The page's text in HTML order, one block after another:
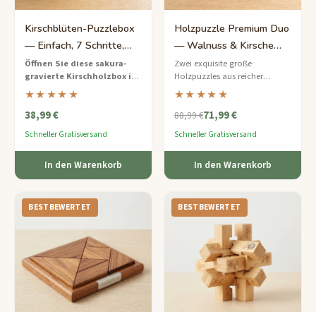
Kirschblüten-Puzzlebox
— Einfach, 7 Schritte,
Sakura-Design
Öffnen Sie diese sakura-
gravierte Kirschholzbox in
7 sanften Schritten
anfängerfreundliche
Japanische Puzzlebox mit
★★★★★
38,99 €
Schneller Gratisversand
In den Warenkorb
Holzpuzzle Premium Duo
— Walnuss & Kirsche
Sammler-Edition
Zwei exquisite große
Holzpuzzles aus reicher
Walnuss und Kirsche,
präsentiert in einer mit Leinen
ausgekleideten
★★★★★
88,99 €71,99 €
Schneller Gratisversand
In den Warenkorb
BESTBEWERTET BESTBEWERTET